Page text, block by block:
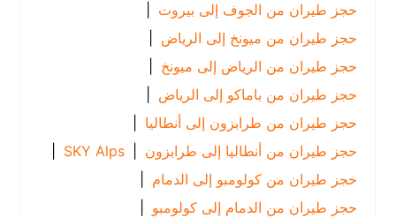
حجز طيران من الجوف إلى بيروت
|
حجز طيران من ميونخ إلى الرياض
|
حجز طيران من الرياض إلى ميونخ |
حجز طيران من باماكو إلى الرياض
|
حجز طيران من طرابزون إلى أنطاليا
|
حجز طيران من أنطاليا إلى طرابزون |
SKY Alps
|
حجز طيران من كولومبو إلى الدمام
|
حجز طيران من الدمام إلى كولومبو |